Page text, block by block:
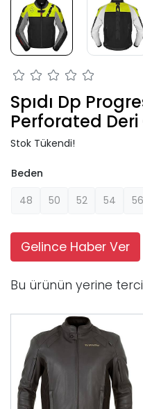
Spıdı Dp
Perforated Deri
Stok Tükendi!
Beden
48
50 52 54 56
Gelince Haber Ver
Bu ürünün yerine